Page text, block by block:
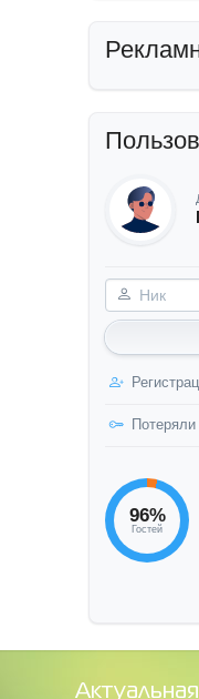
Ник
96%
Гостей